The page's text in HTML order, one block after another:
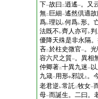
下一故曰 二逍遙一。又
無二 巨細一遙然倶適
爲レ理以 レ何爲レ形。
法既不 レ齊人亦可レ
優降天殊是非永隔
吝二於柱史微官一。
容六尺之質一。異相
仲卿著二十異九迷一
九箴一用形中邪説 上 。
老君逆 レ常託二牧女一
母一而誕生。二曰。